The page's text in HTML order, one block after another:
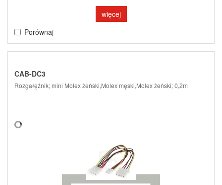
więcej
Porównaj
CAB-DC3
Rozgałęźnik; mini Molex żeński,Molex męski,Molex żeński; 0,2m